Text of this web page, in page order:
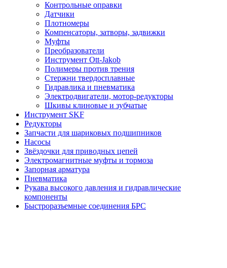
Контрольные оправки
Датчики
Плотномеры
Компенсаторы, затворы, задвижки
Муфты
Преобразователи
Инструмент Ott-Jakob
Полимеры против трения
Стержни твердосплавные
Гидравлика и пневматика
Электродвигатели, мотор-редукторы
Шкивы клиновые и зубчатые
Инструмент SKF
Редукторы
Запчасти для шариковых подшипников
Насосы
Звёздочки для приводных цепей
Электромагнитные муфты и тормоза
Запорная арматура
Пневматика
Рукава высокого давления и гидравлические
компоненты
Быстроразъемные соединения БРС